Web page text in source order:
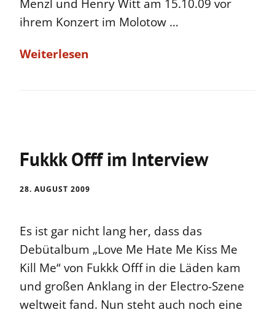
Menzl und Henry Witt am 15.10.09 vor
ihrem Konzert im Molotow …
Weiterlesen
Fukkk Offf im Interview
28. AUGUST 2009
Es ist gar nicht lang her, dass das
Debütalbum „Love Me Hate Me Kiss Me
Kill Me“ von Fukkk Offf in die Läden kam
und großen Anklang in der Electro-Szene
weltweit fand. Nun steht auch noch eine